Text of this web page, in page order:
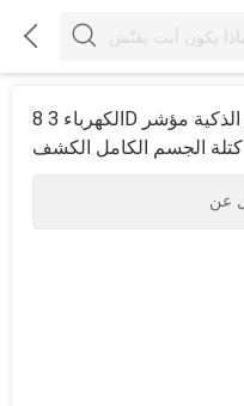
 
8 الكهرباء 3D المحترف تحليل تكوين الجسم الذكية مؤشر
كتلة الجسم الكامل الكشف